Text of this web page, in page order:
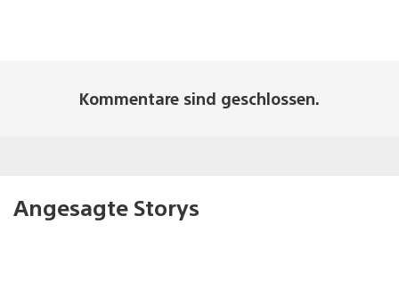
Kommentare sind geschlossen.
Angesagte Storys